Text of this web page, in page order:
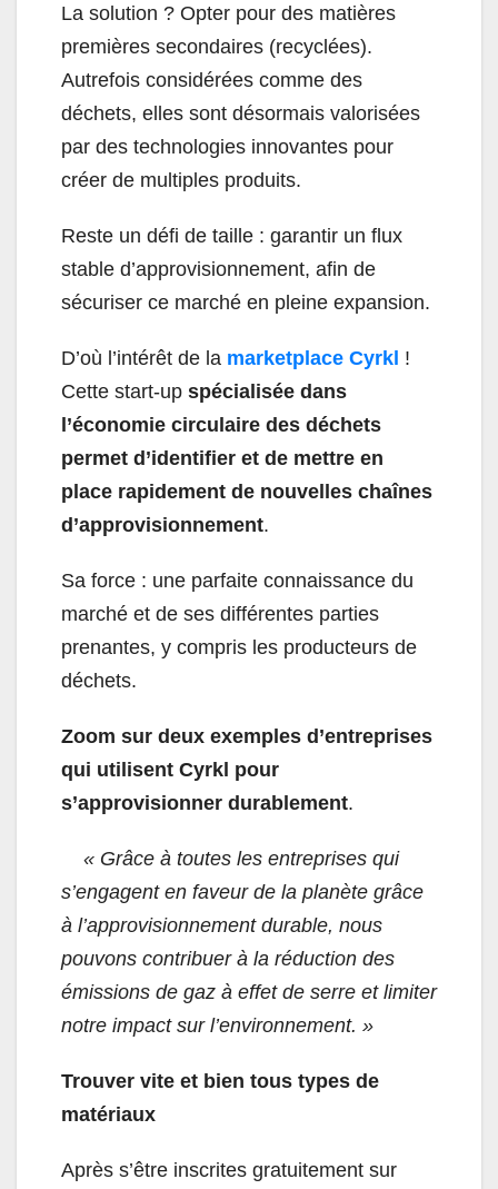
La solution ? Opter pour des matières
premières secondaires (recyclées).
Autrefois considérées comme des
déchets, elles sont désormais valorisées
par des technologies innovantes pour
créer de multiples produits.
Reste un défi de taille : garantir un flux
stable d’approvisionnement, afin de
sécuriser ce marché en pleine expansion.
D’où l’intérêt de la marketplace Cyrkl !
Cette start-up spécialisée dans
l’économie circulaire des déchets
permet d’identifier et de mettre en
place rapidement de nouvelles chaînes
d’approvisionnement.
Sa force : une parfaite connaissance du
marché et de ses différentes parties
prenantes, y compris les producteurs de
déchets.
Zoom sur deux exemples d’entreprises
qui utilisent Cyrkl pour
s’approvisionner durablement.
« Grâce à toutes les entreprises qui
s’engagent en faveur de la planète grâce
à l’approvisionnement durable, nous
pouvons contribuer à la réduction des
émissions de gaz à effet de serre et limiter
notre impact sur l’environnement. »
Trouver vite et bien tous types de
matériaux
Après s’être inscrites gratuitement sur